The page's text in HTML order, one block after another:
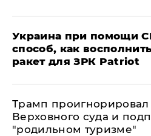
Украина при помощи
способ, как
ракет для ЗРК Patriot
Трамп
Верховного суда и
"родильном туризме"